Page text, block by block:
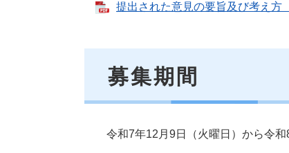
提出された意見の要旨及び考え方
募集期間
令和7年12月9日（火曜日）から令